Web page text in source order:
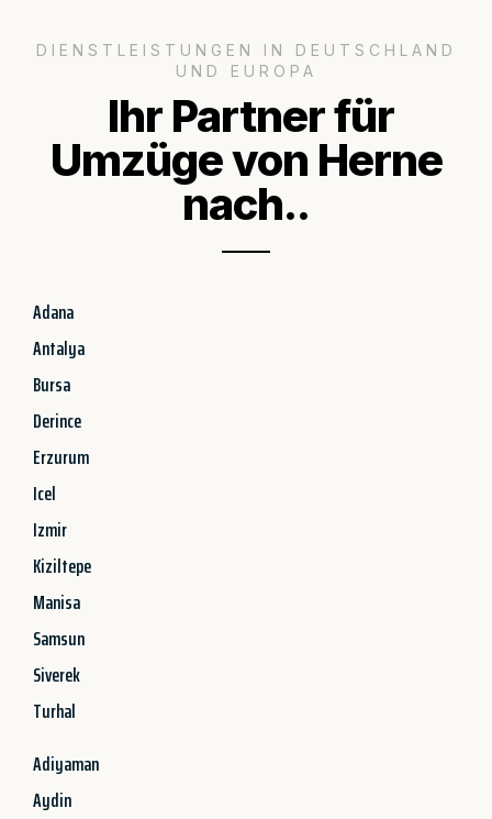
DIENSTLEISTUNGEN IN DEUTSCHLAND
UND EUROPA
Ihr Partner für
Umzüge von Herne
nach..
Adana
Antalya
Bursa
Derince
Erzurum
Icel
Izmir
Kiziltepe
Manisa
Samsun
Siverek
Turhal
Adiyaman
Aydin